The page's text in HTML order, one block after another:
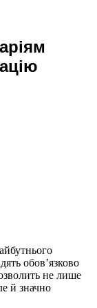
обов’язково
не лише
й значно